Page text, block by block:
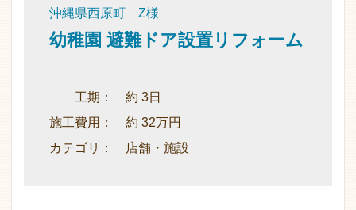
沖縄県西原町 Z様
幼稚園 避難ドア設置リフォーム
工期： 約 3日
施工費用： 約 32万円
カテゴリ： 店舗・施設